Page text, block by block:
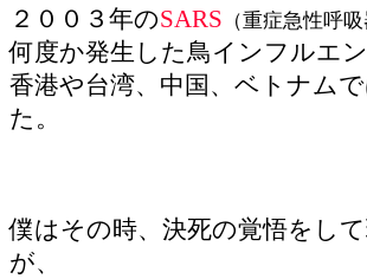
２００３年のSARS （重症急性呼
何度か発生した鳥インフルエ
香港や台湾、中国、ベトナム
た。
僕はその時、決死の覚悟をし
が、